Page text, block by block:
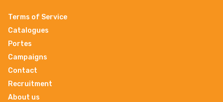
Terms of Service
Catalogues
Portes
Campaigns
Contact
Recruitment
About us